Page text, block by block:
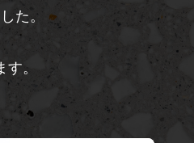
た。
。